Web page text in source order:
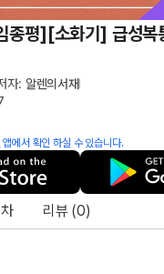
평][소화기] 급성복
자: 알렌의서재
에서 확인 하실 수 있습니다.
리뷰 (0)